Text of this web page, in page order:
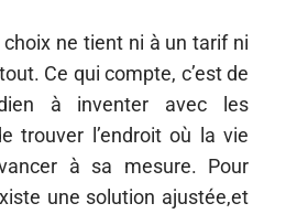
ne tient ni à un tarif ni
Ce qui compte, c’est de
à inventer avec les
trouver l’endroit où la vie
à sa mesure. Pour
une solution ajustée,et